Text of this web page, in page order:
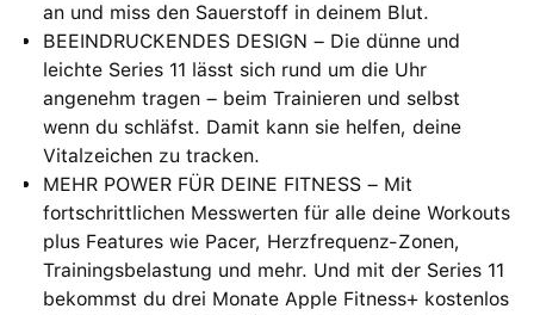
an und miss den Sauerstoff in deinem Blut.
BEEINDRUCKENDES DESIGN – Die dünne und
leichte Series 11 lässt sich rund um die Uhr
angenehm tragen – beim Trainieren und selbst
wenn du schläfst. Damit kann sie helfen, deine
Vital­zeichen zu tracken.
MEHR POWER FÜR DEINE FITNESS – Mit
fortschrittlichen Messwerten für alle deine Workouts
plus Features wie Pacer, Herzfrequenz-Zonen,
Trainingsbelastung und mehr. Und mit der Series 11
bekommst du drei Monate Apple Fitness+ kostenlos